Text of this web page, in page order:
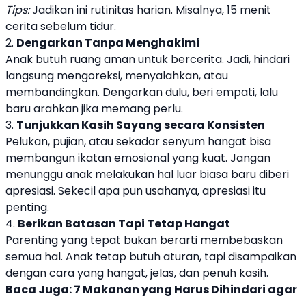
Tips:Jadikan ini rutinitas harian. Misalnya, 15 menit
cerita sebelum tidur.
2. Dengarkan Tanpa Menghakimi
Anak butuh ruang aman untuk bercerita. Jadi, hindari
langsung mengoreksi, menyalahkan, atau
membandingkan. Dengarkan dulu, beri empati, lalu
baru arahkan jika memang perlu.
3. Tunjukkan Kasih Sayang secara Konsisten
Pelukan, pujian, atau sekadar senyum hangat bisa
membangun ikatan emosional yang kuat. Jangan
menunggu anak melakukan hal luar biasa baru diberi
apresiasi. Sekecil apa pun usahanya, apresiasi itu
penting.
4. Berikan Batasan Tapi Tetap Hangat
Parenting yang tepat bukan berarti membebaskan
semua hal. Anak tetap butuh aturan, tapi disampaikan
dengan cara yang hangat, jelas, dan penuh kasih.
Baca Juga:7 Makanan yang Harus Dihindari agar